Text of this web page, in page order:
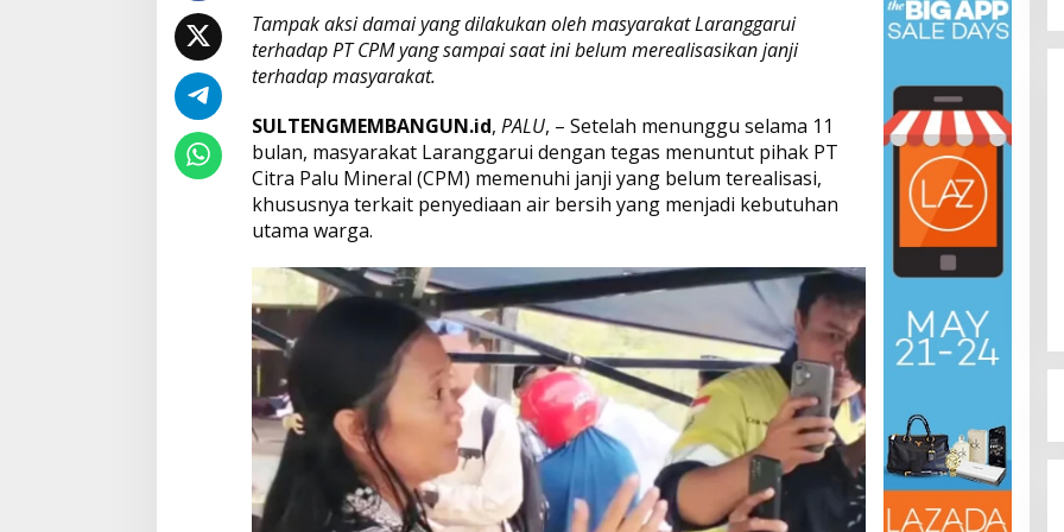
Tampak aksi damai yang dilakukan oleh masyarakat Laranggarui
terhadap PT CPM yang sampai saat ini belum merealisasikan janji
terhadap masyarakat.
SULTENGMEMBANGUN.id, PALU, – Setelah menunggu selama 11
bulan, masyarakat Laranggarui dengan tegas menuntut pihak PT
Citra Palu Mineral (CPM) memenuhi janji yang belum terealisasi,
khususnya terkait penyediaan air bersih yang menjadi kebutuhan
utama warga.
Dinamika Memanas, Enam
Pengurus Inti DPW NasDem
Sulteng Ajukan Mundur, Sekretaris:
Baru Empat yang Tegas
Menyatakan
Di Berita, Politik, Sulteng, Viral | Agustus 3, 2026